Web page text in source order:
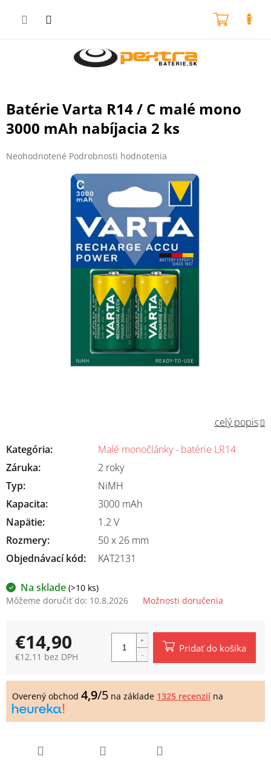
Batérie Varta R14 / C malé mono
3000 mAh nabíjacia 2 ks
Priemerné
Neohodnotené Podrobnosti hodnotenia
Na sklade (>10 ks)
Môžeme doručiť do: 10.8.2026 Možnosti doručenia
celý popis
Kategória:
Malé monočlánky - batérie LR14
Záruka:
2 roky
Typ:
NiMH
Kapacita:
3000 mAh
Napätie:
1.2 V
Rozmery:
50 x 26 mm
Objednávací kód:
KAT2131
€14,90
€12,11 bez DPH
cena:
Pridať do košíka
Overený obchod 4,9/5 na základe 1325 recenzií na